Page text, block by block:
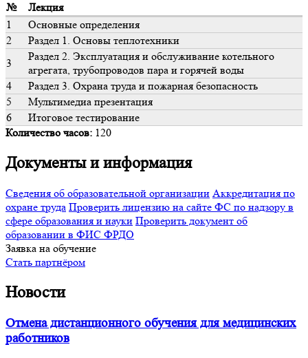
№
Лекция
1
Основные определения
2
Раздел 1. Основы теплотехники
3
Раздел 2. Эксплуатация и обслуживание котельного
агрегата, трубопроводов пара и горячей воды
4
Раздел 3. Охрана труда и пожарная безопасность
5
Мультимедиа презентация
6
Итоговое тестирование
Количество часов: 120
Документы и информация
Сведения об образовательной организации Аккредитация по
охране труда Проверить лицензию на сайте ФС по надзору в
сфере образования и науки Проверить документ об
образовании в ФИС ФРДО
Заявка на обучение
Стать партнёром
Новости
Отмена дистанционного обучения для медицинских
работников